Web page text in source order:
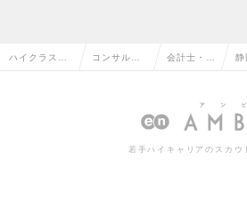
ハイクラス求 コンサルタ 会計士・税 静
若手ハイキャリアのスカウ